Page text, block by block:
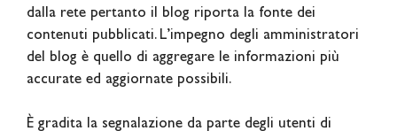
dalla rete pertanto il blog riporta la fonte dei
contenuti pubblicati. L’impegno degli amministratori
del blog è quello di aggregare le informazioni più
accurate ed aggiornate possibili.
È gradita la segnalazione da parte degli utenti di